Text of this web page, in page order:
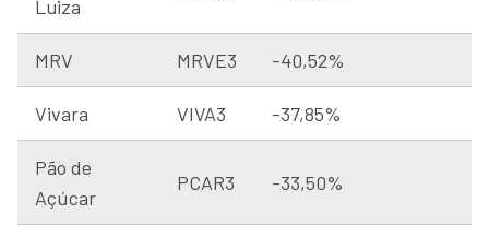
Luiza
MRV MRVE3 -40,52%
Vivara VIVA3 -37,85%
Pão de
Açúcar
PCAR3 -33,50%